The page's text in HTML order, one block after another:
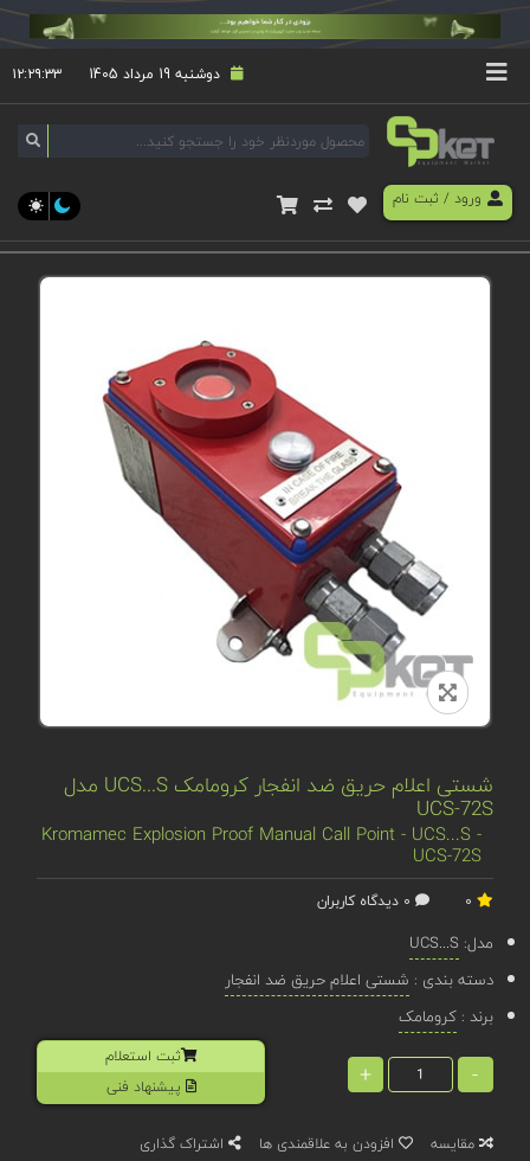
دوشنبه 19 مرداد 1405 ۱۲:۲۹:۳۳
ورود/ ثبت نام
شستی اعلام حریق ضد انفجار کرومامک UCS...S مدل
UCS-72S
Kromamec Explosion Proof Manual Call Point - UCS...S -
UCS-72S
مدل: UCS...S
دسته بندی : شستی اعلام حریق ضد انفجار
برند :کرومامک
-
+
ثبت استعلام
پیشنهاد فنی
مقایسه افزودن به علاقمندی ها اشتراک گذاری